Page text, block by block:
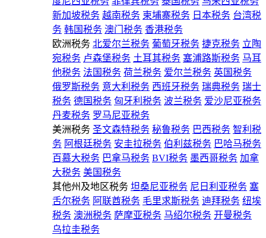
新加坡税务 越南税务 柬埔寨税务 日本税务 台湾税
务 韩国税务 澳门税务 香港税务
欧洲税务 北爱尔兰税务 葡萄牙税务 捷克税务 立陶
宛税务 卢森堡税务 土耳其税务 塞浦路斯税务 马耳
他税务 法国税务 荷兰税务 爱尔兰税务 英国税务
俄罗斯税务 意大利税务 西班牙税务 瑞典税务 瑞士
税务 德国税务 匈牙利税务 波兰税务 爱沙尼亚税务
丹麦税务 罗马尼亚税务
美洲税务 圣文森特税务 秘鲁税务 巴西税务 智利税
务 阿根廷税务 安圭拉税务 伯利兹税务 巴哈马税务
百慕大税务 巴拿马税务 BVI税务 墨西哥税务 加拿
大税务 美国税务
其他州及地区税务 坦桑尼亚税务 尼日利亚税务 塞
舌尔税务 阿联酋税务 毛里求斯税务 迪拜税务 纽埃
税务 澳洲税务 萨摩亚税务 马绍尔税务 开曼税务
乌拉圭税务